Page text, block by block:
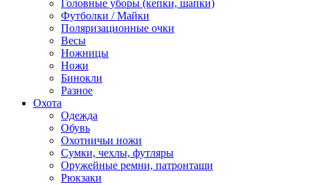
Головные уборы (кепки, шапки)
Футболки / Майки
Поляризационные очки
Весы
Ножницы
Ножи
Бинокли
Разное
Охота
Одежда
Обувь
Охотничьи ножи
Сумки, чехлы, футляры
Оружейные ремни, патронташи
Рюкзаки